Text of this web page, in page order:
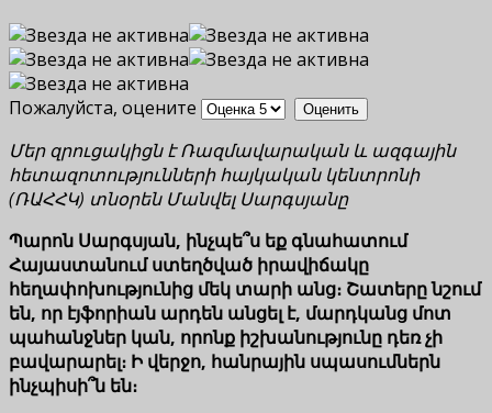
Пожалуйста, оцените
Մեր զրուցակիցն է Ռազմավարական և ազգային
հետազոտությունների հայկական կենտրոնի
(ՌԱՀՀԿ) տնօրեն Մանվել Սարգսյանը
Պարոն Սարգսյան, ինչպե՞ս եք գնահատում
Հայաստանում ստեղծված իրավիճակը
հեղափոխությունից մեկ տարի անց։ Շատերը նշում
են, որ էյֆորիան արդեն անցել է, մարդկանց մոտ
պահանջներ կան, որոնք իշխանությունը դեռ չի
բավարարել։ Ի վերջո, հանրային սպասումներն
ինչպիսի՞ն են։